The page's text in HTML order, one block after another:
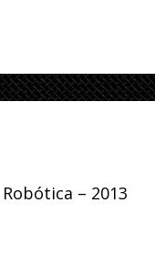
– 2013